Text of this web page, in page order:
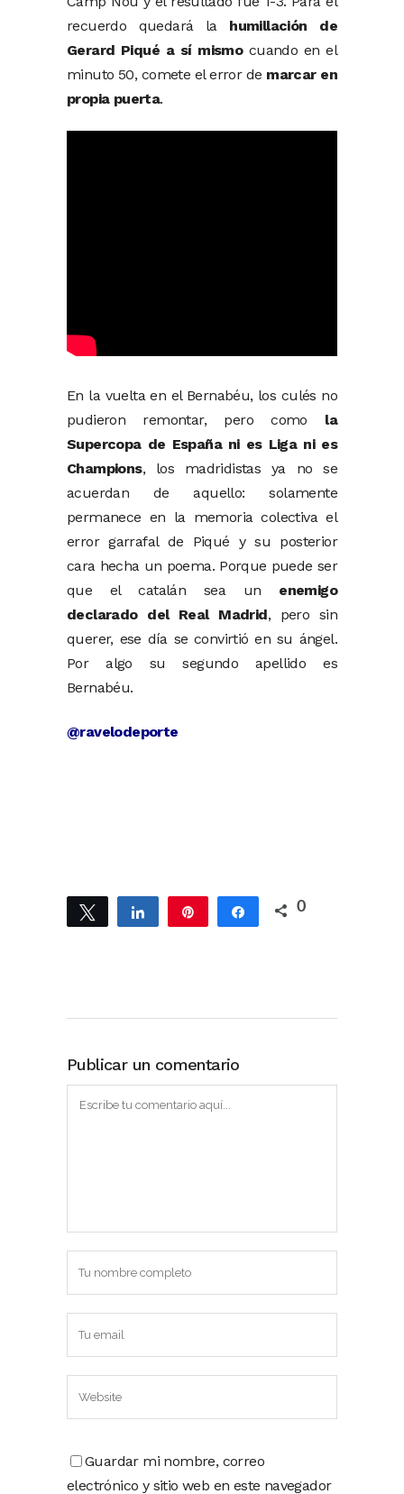
recuerdo quedará la humillación de
Gerard Piqué a sí mismocuando en el
minuto 50, comete el error de marcar en
propia puerta.
En la vuelta en el Bernabéu, los culés no
pudieron remontar, pero como la
Supercopa de España ni es Liga ni es
Champions, los madridistas ya no se
acuerdan de aquello: solamente
permanece en la memoria colectiva el
error garrafal de Piqué y su posterior
cara hecha un poema. Porque puede ser
que el catalán sea un enemigo
declarado del Real Madrid, pero sin
querer, ese día se convirtió en su ángel.
Por algo su segundo apellido es
Bernabéu.
@ravelodeporte
Twittear Compartir Compartir
0
Publicar un comentario
Guardar mi nombre, correo
electrónico y sitio web en este navegador